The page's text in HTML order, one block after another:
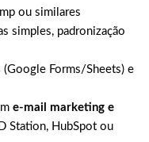
ou similares
simples, padronização
(Google Forms/Sheets) e
e-mail marketing e
Station, HubSpot ou